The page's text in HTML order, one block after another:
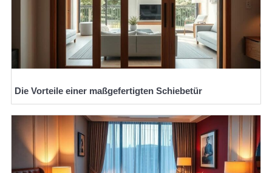
Die Vorteile einer maßgefertigten Schiebetür